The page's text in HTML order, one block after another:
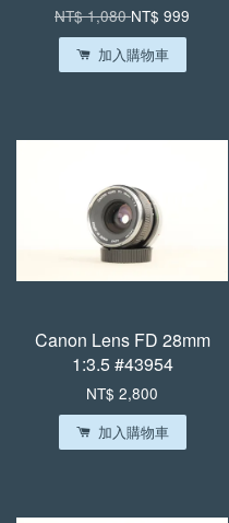
NT$ 1,080NT$ 999
加入購物車
Canon Lens FD 28mm
1:3.5 #43954
NT$ 2,800
加入購物車